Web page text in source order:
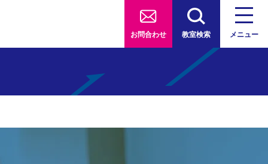
お問合わせ 教室検索 メニュー